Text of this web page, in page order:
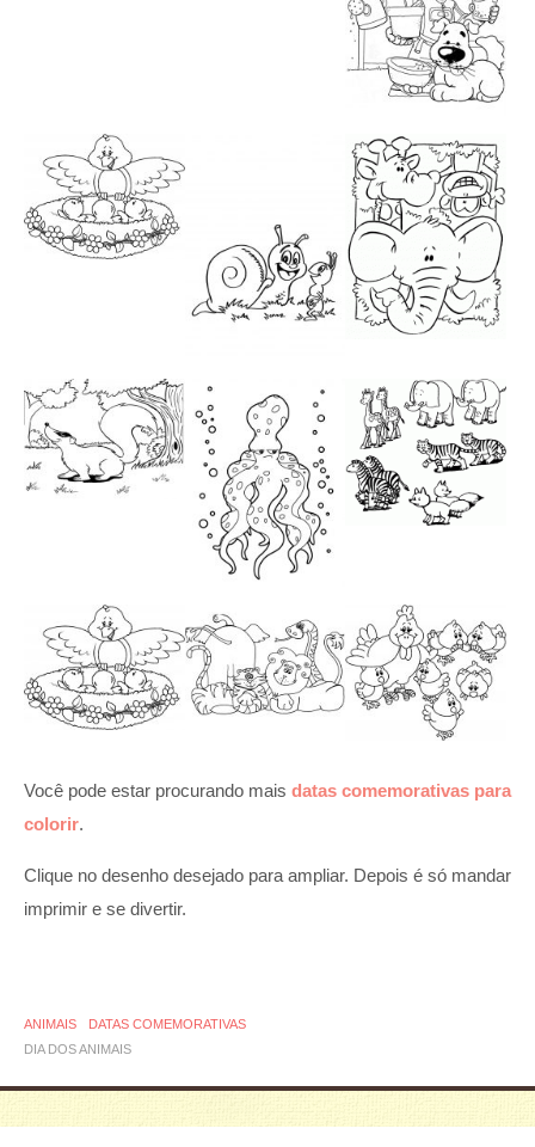
Você pode estar procurando mais datas comemorativas para
colorir.
Clique no desenho desejado para ampliar. Depois é só mandar
imprimir e se divertir.
ANIMAIS
DATAS COMEMORATIVAS
DIA DOS ANIMAIS